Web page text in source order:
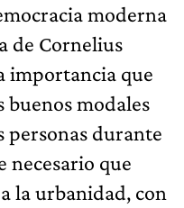
moderna
de Cornelius
importancia que
buenos modales
personas durante
necesario que
la urbanidad, con